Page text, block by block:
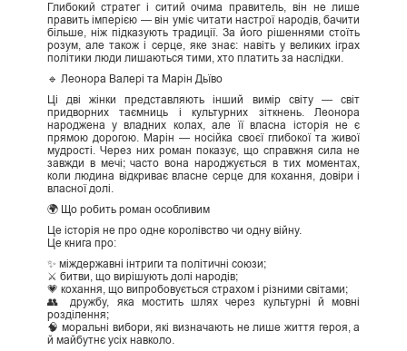
Глибокий стратег і ситий очима правитель, він не лише
править імперією — він уміє читати настрої народів, бачити
більше, ніж підказують традиції. За його рішеннями стоїть
розум, але також і серце, яке знає: навіть у великих іграх
політики люди лишаються тими, хто платить за наслідки.
🔹 Леонора Валері та Марін Дьїво
Ці дві жінки представляють інший вимір світу — світ
придворних таємниць і культурних зіткнень. Леонора
народжена у владних колах, але її власна історія не є
прямою дорогою. Марін — носійка своєї глибокої та живої
мудрості. Через них роман показує, що справжня сила не
завжди в мечі; часто вона народжується в тих моментах,
коли людина відкриває власне серце для кохання, довіри і
власної долі.
🌍 Що робить роман особливим
Це історія не про одне королівство чи одну війну.
Це книга про:
✨ міждержавні інтриги та політичні союзи;
⚔️ битви, що вирішують долі народів;
💗 кохання, що випробовується страхом і різними світами;
👥 дружбу, яка мостить шлях через культурні й мовні
розділення;
🧠 моральні вибори, які визначають не лише життя героя, а
й майбутнє усіх навколо.